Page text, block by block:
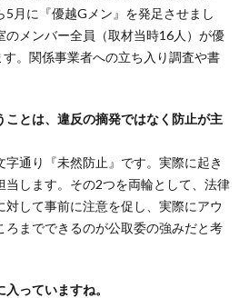
月に『優越Gメン』を発足させまし
のメンバー全員（取材当時16人）が優
。関係事業者への立ち入り調査や書
とは、違反の摘発ではなく防止が主
字通り『未然防止』です。実際に起き
当します。その2つを両輪として、法律
して事前に注意を促し、実際にアウ
ろまでできるのが公取委の強みだと考
っていますね。